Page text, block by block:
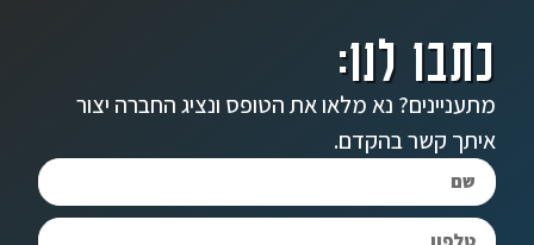
כתבו לנו:
מתעניינים? נא מלאו את הטופס ונציג החברה יצור
איתך קשר בהקדם.